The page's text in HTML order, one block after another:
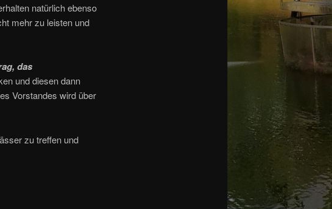
natürlich ebenso
mehr zu leisten und
das
und diesen dann
Vorstandes wird über
zu treffen und